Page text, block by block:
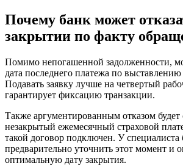
Почему банк может
закрытии по факту
Помимо непогашенной задолженности,
дата последнего платежа по
Подавать заявку лучше на четвертый
гарантирует фиксацию транзакции.
Также аргументированным отказом будет
незакрытый ежемесячный страховой
такой договор подключен. У специалиста
предварительно уточнить этот момент и
оптимальную дату закрытия.